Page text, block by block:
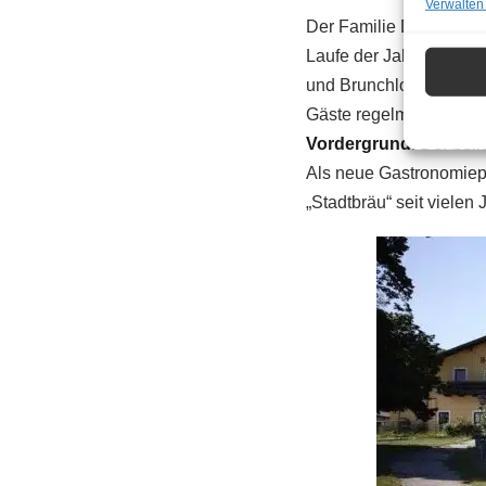
Der Familie Drasche-
Laufe der Jahre
und Brunchlocation
Gäste regelmäßig
Vordergrund . Der
Als neue
„Stadtbräu“ seit